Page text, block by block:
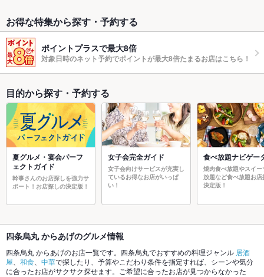
お得な特集から探す・予約する
ポイントプラスで最大8倍
対象日時のネット予約でポイントが最大8倍たまるお店はこちら！
目的から探す・予約する
夏グルメ・宴会パーフ
ェクトガイド
幹事さんのお店探しを強力サ
ポート！お店探しの決定版！
女子会完全ガイド
女子会向けサービスが充実し
ているお得なお店がいっぱ
い！
食べ放題ナビゲー
焼肉食べ放題やスイー
放題など食べ放題お店
決定版！
四条烏丸 からあげのグルメ情報
四条烏丸 からあげのお店一覧です。四条烏丸でおすすめの料理ジャンル 居酒
屋
和食 中華で探したり、予算やこだわり条件を指定すれば、シーンや気分
に合ったお店がサクサク探せます。ご希望に合ったお店が見つからなかった